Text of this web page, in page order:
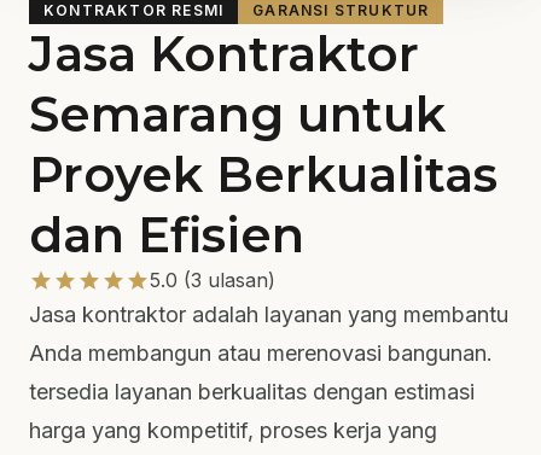
KONTRAKTOR RESMI GARANSI STRUKTUR
Jasa Kontraktor
Semarang untuk
Proyek Berkualitas
dan Efisien
starstarstarstarstar5.0 (3 ulasan)
Jasa kontraktor adalah layanan yang membantu
Anda membangun atau merenovasi bangunan.
tersedia layanan berkualitas dengan estimasi
harga yang kompetitif, proses kerja yang